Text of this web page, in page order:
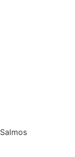
Salmos